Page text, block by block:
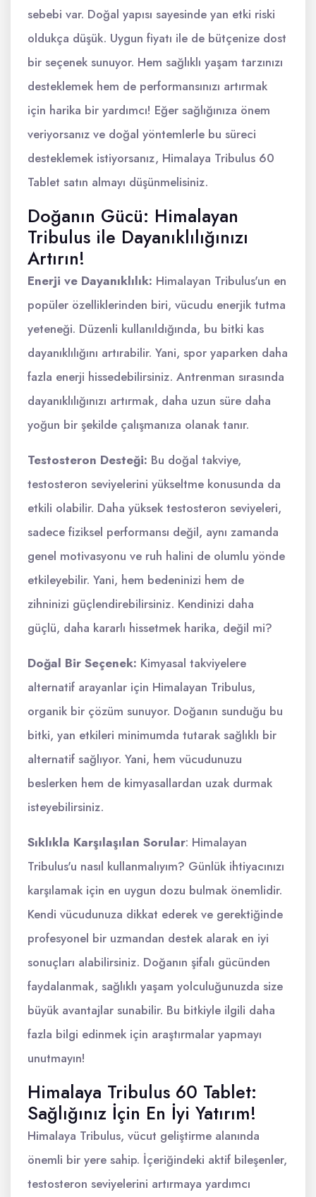
sebebi var. Doğal yapısı sayesinde yan etki riski
oldukça düşük. Uygun fiyatı ile de bütçenize dost
bir seçenek sunuyor. Hem sağlıklı yaşam tarzınızı
desteklemek hem de performansınızı artırmak
için harika bir yardımcı! Eğer sağlığınıza önem
veriyorsanız ve doğal yöntemlerle bu süreci
desteklemek istiyorsanız, Himalaya Tribulus 60
Tablet satın almayı düşünmelisiniz.
Doğanın Gücü: Himalayan
Tribulus ile Dayanıklılığınızı
Artırın!
Enerji ve Dayanıklılık: Himalayan Tribulus'un en
popüler özelliklerinden biri, vücudu enerjik tutma
yeteneği. Düzenli kullanıldığında, bu bitki kas
dayanıklılığını artırabilir. Yani, spor yaparken daha
fazla enerji hissedebilirsiniz. Antrenman sırasında
dayanıklılığınızı artırmak, daha uzun süre daha
yoğun bir şekilde çalışmanıza olanak tanır.
Testosteron Desteği: Bu doğal takviye,
testosteron seviyelerini yükseltme konusunda da
etkili olabilir. Daha yüksek testosteron seviyeleri,
sadece fiziksel performansı değil, aynı zamanda
genel motivasyonu ve ruh halini de olumlu yönde
etkileyebilir. Yani, hem bedeninizi hem de
zihninizi güçlendirebilirsiniz. Kendinizi daha
güçlü, daha kararlı hissetmek harika, değil mi?
Doğal Bir Seçenek: Kimyasal takviyelere
alternatif arayanlar için Himalayan Tribulus,
organik bir çözüm sunuyor. Doğanın sunduğu bu
bitki, yan etkileri minimumda tutarak sağlıklı bir
alternatif sağlıyor. Yani, hem vücudunuzu
beslerken hem de kimyasallardan uzak durmak
isteyebilirsiniz.
Sıklıkla Karşılaşılan Sorular: Himalayan
Tribulus'u nasıl kullanmalıyım? Günlük ihtiyacınızı
karşılamak için en uygun dozu bulmak önemlidir.
Kendi vücudunuza dikkat ederek ve gerektiğinde
profesyonel bir uzmandan destek alarak en iyi
sonuçları alabilirsiniz. Doğanın şifalı gücünden
faydalanmak, sağlıklı yaşam yolculuğunuzda size
büyük avantajlar sunabilir. Bu bitkiyle ilgili daha
fazla bilgi edinmek için araştırmalar yapmayı
unutmayın!
Himalaya Tribulus 60 Tablet:
Sağlığınız İçin En İyi Yatırım!
Himalaya Tribulus, vücut geliştirme alanında
önemli bir yere sahip. İçeriğindeki aktif bileşenler,
testosteron seviyelerini artırmaya yardımcı